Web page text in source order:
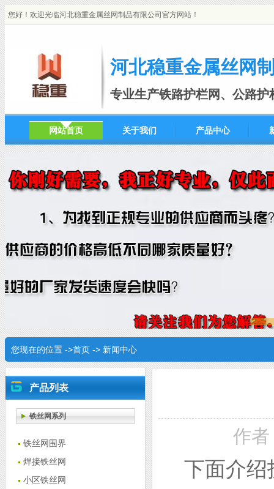
您好！欢迎光临河北稳重金属丝网制品有限公司官方网站！
河北稳重金属丝网
专业生产铁路护栏网、公路护
网站首页 关于我们 产品中心
您现在的位置 ->首页 -> 新闻中心
产品列表
铁丝网系列
铁丝网围界
焊接铁丝网
小区铁丝网
作者
下面介绍